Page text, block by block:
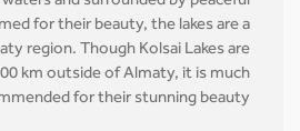
for their beauty, the lakes are a
region. Though Kolsai Lakes are
300 km outside of Almaty, it is much
for their stunning beauty.